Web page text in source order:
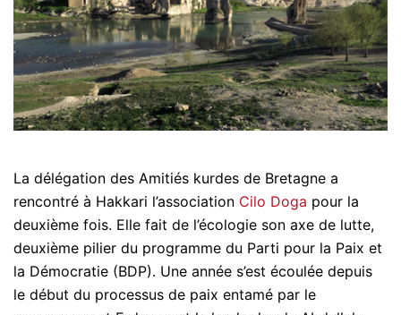
La délégation des Amitiés kurdes de Bretagne a
rencontré à Hakkari l’association Cilo Doga pour la
deuxième fois. Elle fait de l’écologie son axe de lutte,
deuxième pilier du programme du Parti pour la Paix et
la Démocratie (BDP). Une année s’est écoulée depuis
le début du processus de paix entamé par le